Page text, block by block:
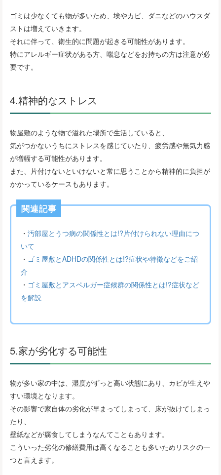
ゴミは少なくても物が多いため、埃やカビ、ダニなどのハウスダ
ストは増えていきます。
それに伴って、衛生的に問題が起きる可能性があります。
特にアレルギー症状がある方、喘息などをお持ちの方は注意が必
要です。
4.精神的なストレス
物屋敷のような物で溢れた場所で生活していると、
気がつかないうちにストレスを感じていたり、疲労感や無気力感
が増幅する可能性があります。
また、片付けないといけないと常に思うことから精神的に負担が
かかっているケースもあります。
関連記事
・ 汚部屋とうつ病の関係性とは!?片付けられない理由につ
いて
・ ゴミ屋敷とADHDの関係性とは!?症状や特徴などをご紹
介
・ ゴミ屋敷とアスペルガー症候群の関係性とは!?症状など
を解説
5.家が劣化する可能性
物が多い家の中は、湿度がずっと高い状態にあり、カビが生えや
すい環境となります。
その影響で家自体の劣化が早まってしまって、床が抜けてしまっ
たり、
壁紙などが腐食してしまうなんてこともあります。
こういった劣化の修繕費用は高くなることも多いためリスクの一
つと言えます。